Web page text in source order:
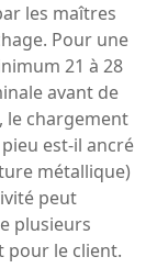
les maîtres
Pour une
21 à 28
avant de
le chargement
est-il ancré
métallique)
peut
plusieurs
pour le client.